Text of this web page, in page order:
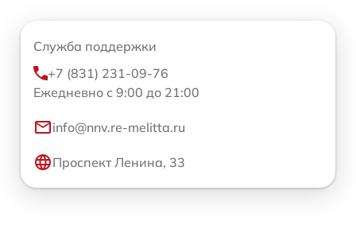
Служба поддержки
+7 (831) 231-09-76
Ежедневно с 9:00 до 21:00
info@nnv.re-melitta.ru
Проспект Ленина, 33